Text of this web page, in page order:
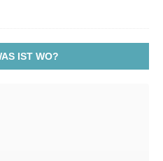
IST WO?